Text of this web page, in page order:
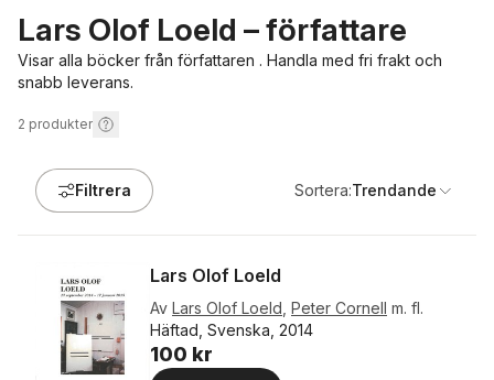
Lars Olof Loeld – författare
Visar alla böcker från författaren . Handla med fri frakt och
snabb leverans.
2 produkter
Filtrera Sortera:Trendande
Lars Olof Loeld
Av Lars Olof Loeld Peter Cornell m. fl.
Häftad, Svenska, 2014
100 kr